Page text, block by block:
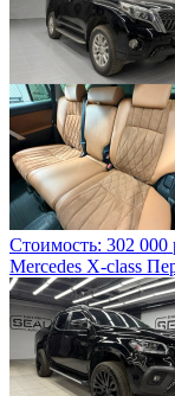
Стоимость: 302 000
Mercedes X-class